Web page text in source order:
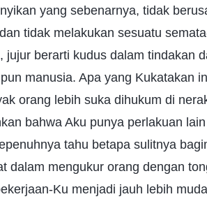
yang sebenarnya, tidak
tidak melakukan sesuatu
jujur berarti kudus dalam tindakan
manusia. Apa yang Kukatakan
orang lebih suka dihukum di
bahwa Aku punya perlakuan
tahu betapa sulitnya
dalam mengukur orang dengan
Ku menjadi jauh lebih